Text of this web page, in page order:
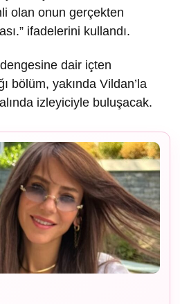
olan onun gerçekten
ifadelerini kullandı.
dair içten
bölüm, yakında Vildan’la
izleyiciyle buluşacak.